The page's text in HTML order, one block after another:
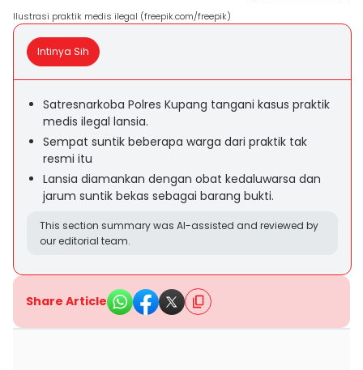
Ilustrasi praktik medis ilegal (freepik.com/freepik)
Intinya Sih
Satresnarkoba Polres Kupang tangani kasus praktik
medis ilegal lansia.
Sempat suntik beberapa warga dari praktik tak
resmi itu
Lansia diamankan dengan obat kedaluwarsa dan
jarum suntik bekas sebagai barang bukti.
This section summary was AI-assisted and reviewed by
our editorial team.
Share Article